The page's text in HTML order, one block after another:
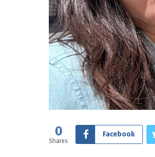
0
Shares
Facebook